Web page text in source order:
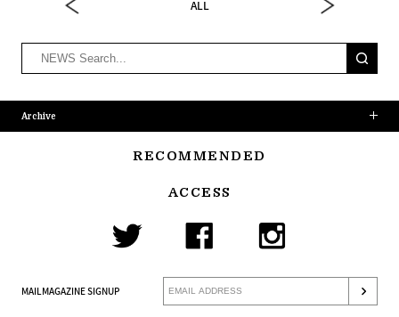
ALL
Archive
RECOMMENDED
ACCESS
MAILMAGAZINE SIGNUP